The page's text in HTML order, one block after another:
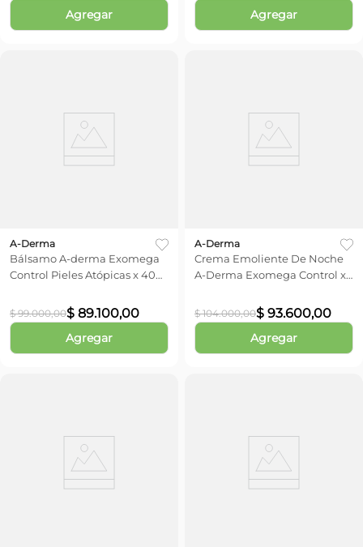
Agregar Agregar
A-Derma
Bálsamo A-derma Exomega
Control Pieles Atópicas x 400
$ 99.000,00$ 89.100,00
Agregar
A-Derma
Crema Emoliente De Noche
A-Derma Exomega Control x
$ 104.000,00$ 93.600,00
Agregar